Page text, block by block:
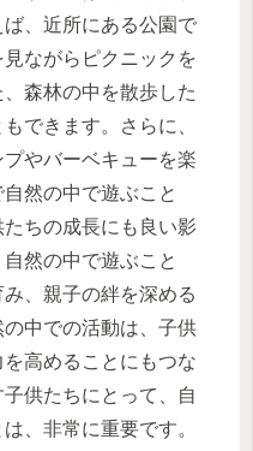
、近所にある公園で
ながらピクニックを
森林の中を散歩した
できます。さらに、
やバーベキューを楽
然の中で遊ぶこと
ちの成長にも良い影
然の中で遊ぶこと
、親子の絆を深める
中での活動は、子供
高めることにもつな
供たちにとって、自
、非常に重要です。